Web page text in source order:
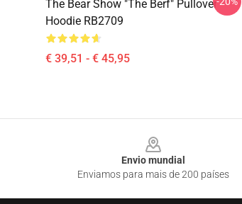
The Bear Show "The Berf" Pullover
Hoodie RB2709
€ 39,51 - € 45,95
Envio mundial
Enviamos para mais de 200 países